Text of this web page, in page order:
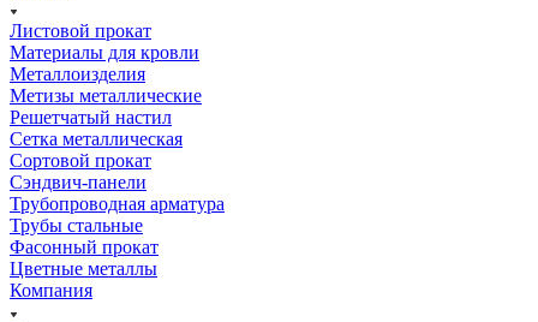
Листовой прокат
Материалы для кровли
Металлоизделия
Метизы металлические
Решетчатый настил
Сетка металлическая
Сортовой прокат
Сэндвич-панели
Трубопроводная арматура
Трубы стальные
Фасонный прокат
Цветные металлы
Компания